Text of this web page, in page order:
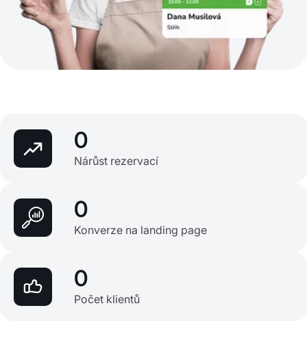
0
Nárůst rezervací
0
Konverze na landing page
0
Počet klientů